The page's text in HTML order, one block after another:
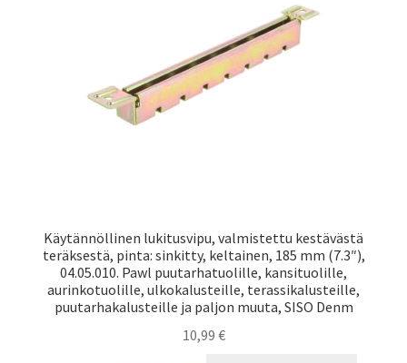
Käytännöllinen lukitusvipu, valmistettu kestävästä
teräksestä, pinta: sinkitty, keltainen, 185 mm (7.3″),
04.05.010. Pawl puutarhatuolille, kansituolille,
aurinkotuolille, ulkokalusteille, terassikalusteille,
puutarhakalusteille ja paljon muuta, SISO Denm
10,99 €